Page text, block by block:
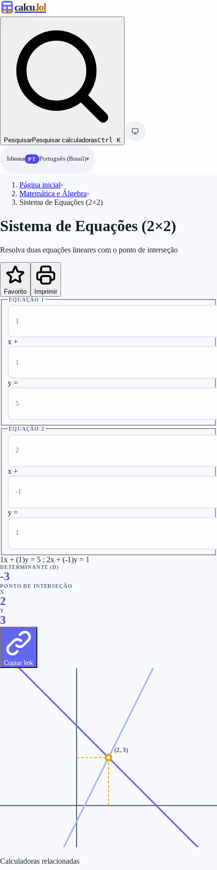
calcu.lol
PesquisarPesquisar calculadorasCtrl K
Idioma PT Português (Brasil)
Página inicial›
Matemática e Álgebra›
Sistema de Equações (2×2)
Sistema de Equações (2×2)
Resolva duas equações lineares com o ponto de interseção
Favorito Imprimir
EQUAÇÃO 1
x +
y =
EQUAÇÃO 2
x +
y =
1x + (1)y = 5 ; 2x + (-1)y = 1
DETERMINANTE (D)
-3
PONTO DE INTERSEÇÃO
X
2
Y
3
Copiar link
(2,3)
Calculadoras relacionadas